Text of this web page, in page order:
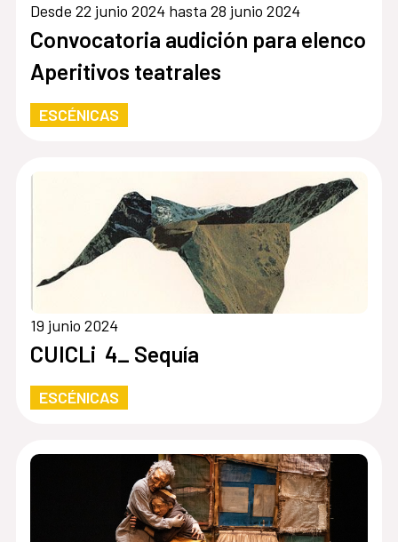
Desde 22 junio 2024 hasta 28 junio 2024
Convocatoria audición para elenco
Aperitivos teatrales
ESCÉNICAS
19 junio 2024
CUICLi 4_ Sequía
ESCÉNICAS